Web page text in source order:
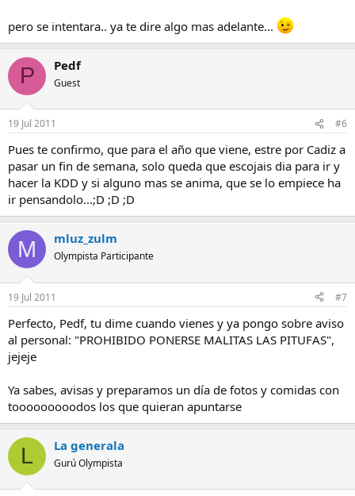
pero se intentara.. ya te dire algo mas adelante...
P Pedf
Guest
19 Jul 2011 #6
Pues te confirmo, que para el año que viene, estre por Cadiz a
pasar un fin de semana, solo queda que escojais dia para ir y
hacer la KDD y si alguno mas se anima, que se lo empiece ha
ir pensandolo...;D ;D ;D
M mluz_zulm
Olympista Participante
19 Jul 2011 #7
Perfecto, Pedf, tu dime cuando vienes y ya pongo sobre aviso
al personal: "PROHIBIDO PONERSE MALITAS LAS PITUFAS",
jejeje
Ya sabes, avisas y preparamos un día de fotos y comidas con
tooooooooodos los que quieran apuntarse
L La generala
Gurú Olympista